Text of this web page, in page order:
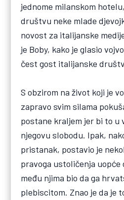
jednome milanskom
društvu neke mlade
novost za italijanske
je Boby, kako je glasio
čest gost italijanske
S obzirom na život koji je
zapravo svim silama
postane kraljem jer bi to u
njegovu slobodu. Ipak,
pristanak, postavio je
pravoga ustoličenja uopće
među njima bio da ga
plebiscitom. Znao je da je